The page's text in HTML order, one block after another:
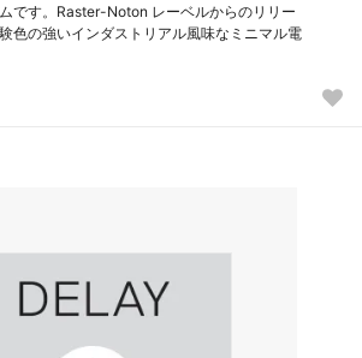
です。Raster-Noton レーベルからのリリー
色の強いインダストリアル風味なミニマル電